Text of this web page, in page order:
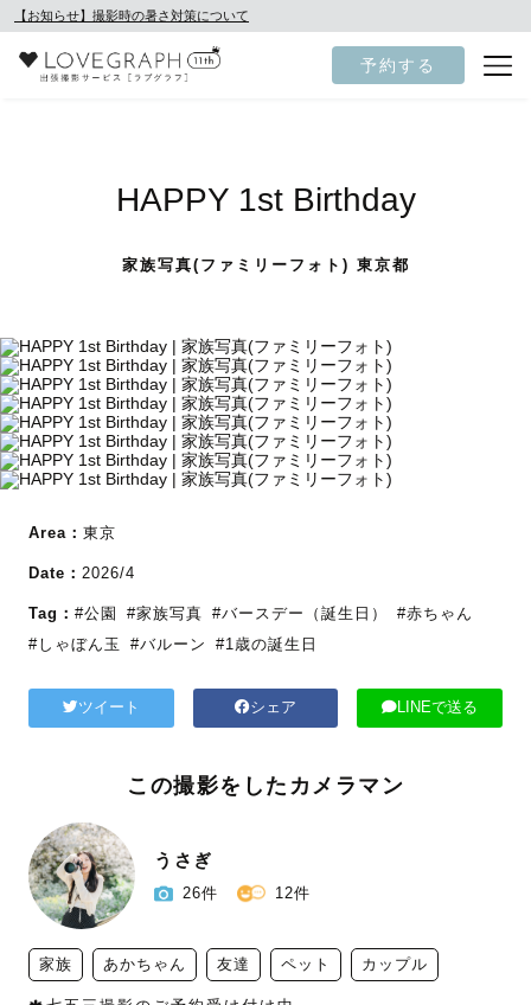
【お知らせ】撮影時の暑さ対策について
予約する
HAPPY 1st Birthday
家族写真(ファミリーフォト) 東京都
Area： 東京
Date： 2026/4
Tag： #公園 #家族写真 #バースデー（誕生日）
#赤ちゃん
#しゃぼん玉
#バルーン #1歳の誕生日
ツイート シェア LINEで送る
この撮影をしたカメラマン
うさぎ
26件 12件
家族 あかちゃん 友達 ペット カップル